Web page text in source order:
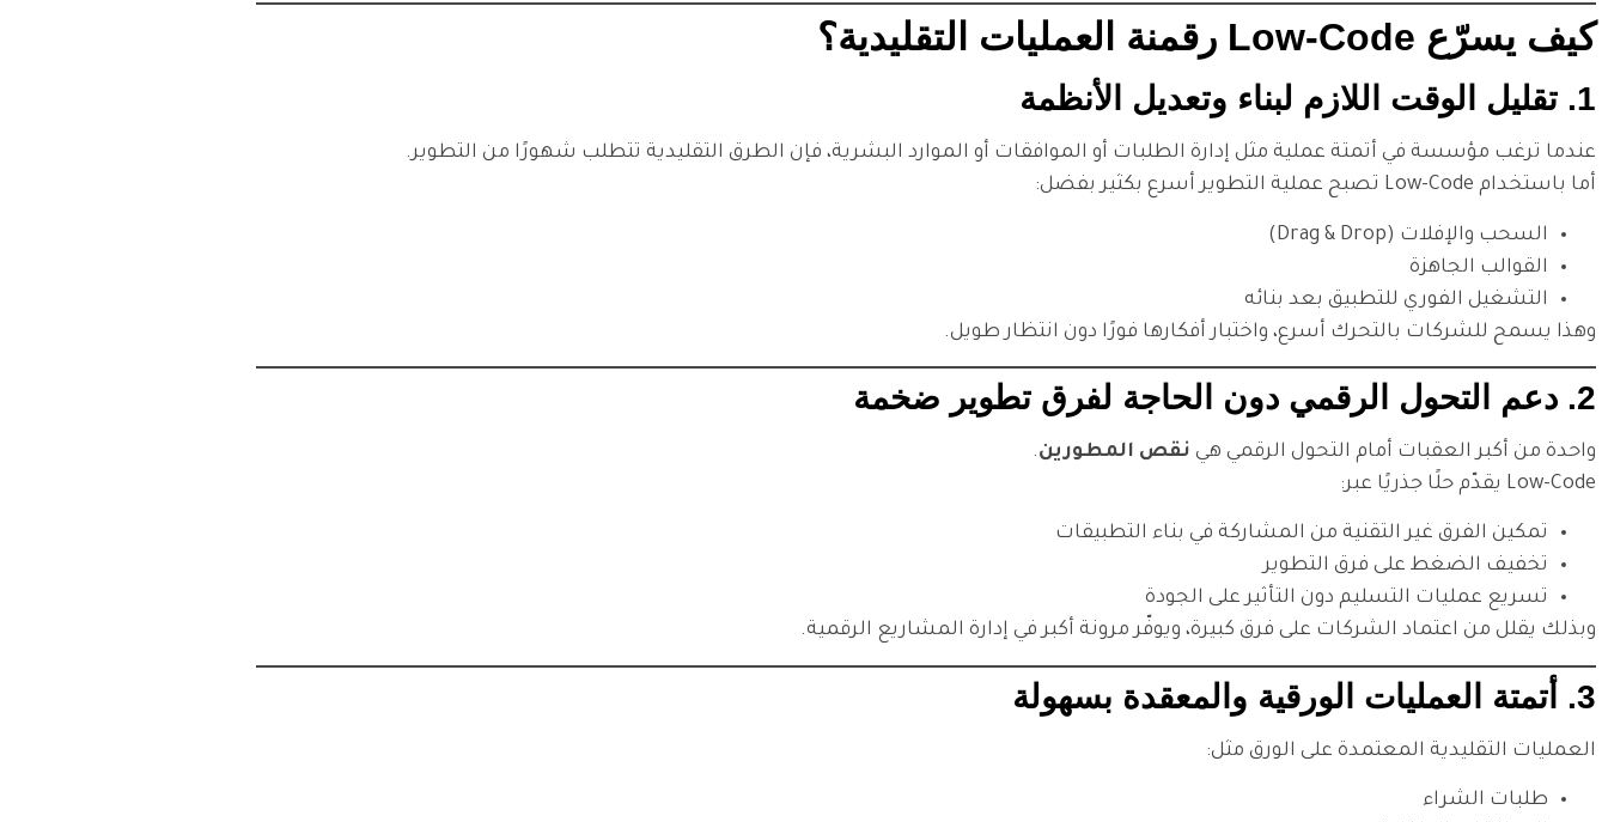
كيف يسرّع Low-Code رقمنة العمليات التقليدية؟
1. تقليل الوقت اللازم لبناء وتعديل الأنظمة
عندما ترغب مؤسسة في أتمتة عملية مثل إدارة الطلبات أو الموافقات أو الموارد البشرية، فإن الطرق التقليدية تتطلب شهورًا من التطوير.
أما باستخدام Low-Code تصبح عملية التطوير أسرع بكثير بفضل:
السحب والإفلات (Drag & Drop)
القوالب الجاهزة
التشغيل الفوري للتطبيق بعد بنائه
وهذا يسمح للشركات بالتحرك أسرع، واختبار أفكارها فورًا دون انتظار طويل.
2. دعم التحول الرقمي دون الحاجة لفرق تطوير ضخمة
واحدة من أكبر العقبات أمام التحول الرقمي هي نقص المطورين.
Low-Code يقدّم حلًا جذريًا عبر:
تمكين الفرق غير التقنية من المشاركة في بناء التطبيقات
تخفيف الضغط على فرق التطوير
تسريع عمليات التسليم دون التأثير على الجودة
وبذلك يقلل من اعتماد الشركات على فرق كبيرة، ويوفّر مرونة أكبر في إدارة المشاريع الرقمية.
3. أتمتة العمليات الورقية والمعقدة بسهولة
العمليات التقليدية المعتمدة على الورق مثل:
طلبات الشراء